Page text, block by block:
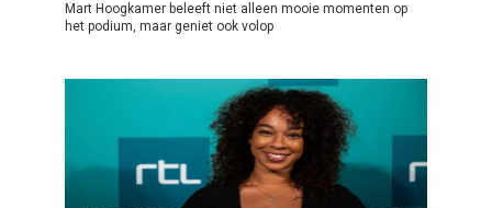
Mart Hoogkamer beleeft niet alleen mooie momenten op
het podium, maar geniet ook volop